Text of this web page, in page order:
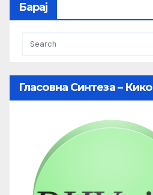
Барај
Гласовна Синтеза – Кико